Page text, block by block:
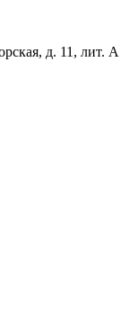
д. 11, лит. А